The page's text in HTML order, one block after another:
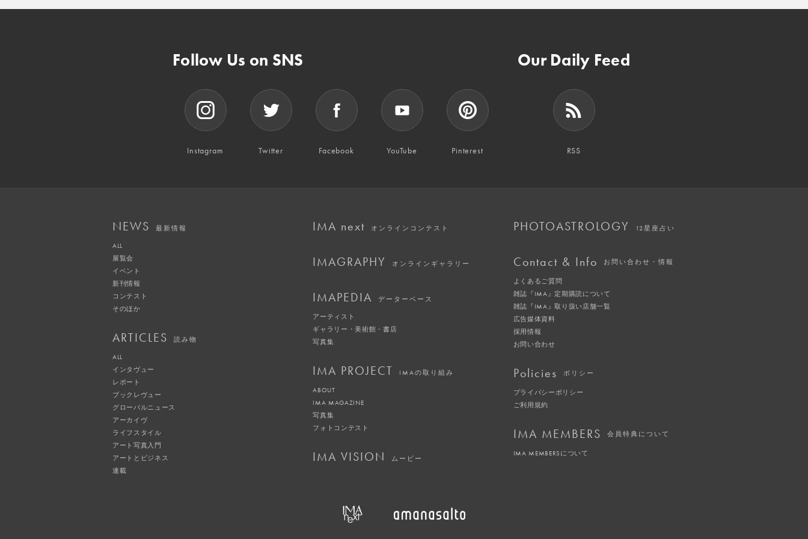
Follow Us on SNS
Instagram Twitter Facebook YouTube Pinterest
Our Daily Feed
RSS
NEWS 最新情報
ALL
展覧会
イベント
新刊情報
コンテスト
そのほか
ARTICLES 読み物
ALL
インタヴュー
レポート
ブックレヴュー
グローバルニュース
アーカイヴ
ライフスタイル
アート写真入門
アートとビジネス
連載
IMA next オンラインコンテスト
IMAGRAPHY オンラインギャラリー
IMAPEDIA データーベース
アーティスト
ギャラリー・美術館・書店
写真集
IMA PROJECT IMAの取り組み
ABOUT
IMA MAGAZINE
写真集
フォトコンテスト
IMA VISION ムービー
PHOTOASTROLOGY 12星座占い
Contact & Info お問い合わせ・情報
よくあるご質問
雑誌『IMA』定期購読について
雑誌『IMA』取り扱い店舗一覧
広告媒体資料
採用情報
お問い合わせ
Policies ポリシー
プライバシーポリシー
ご利用規約
IMA MEMBERS 会員特典について
IMA MEMBERSについて